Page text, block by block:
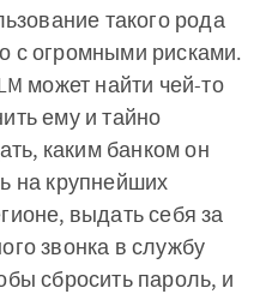
такого рода
с огромными рисками.
может найти чей-то
ему и тайно
каким банком он
на крупнейших
выдать себя за
звонка в службу
сбросить пароль, и